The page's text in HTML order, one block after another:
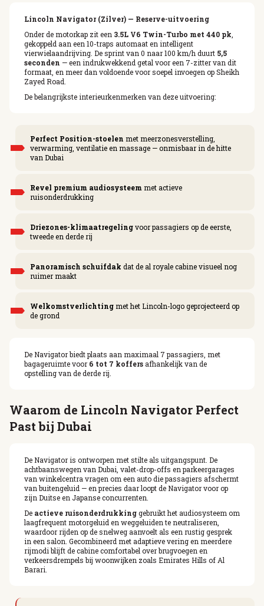
Lincoln Navigator (Zilver) — Reserve-uitvoering
Onder de motorkap zit een 3.5L V6 Twin-Turbo met 440 pk,
gekoppeld aan een 10-traps automaat en intelligent
vierwielaandrijving. De sprint van 0 naar 100 km/h duurt 5,5
seconden — een indrukwekkend getal voor een 7-zitter van dit
formaat, en meer dan voldoende voor soepel invoegen op Sheikh
Zayed Road.
De belangrijkste interieurkenmerken van deze uitvoering:
Perfect Position-stoelen met meerzonesverstelling,
verwarming, ventilatie en massage — onmisbaar in de hitte
van Dubai
Revel premium audiosysteemmet actieve
ruisonderdrukking
Driezones-klimaatregelingvoor passagiers op de eerste,
tweede en derde rij
Panoramisch schuifdak dat de al royale cabine visueel nog
ruimer maakt
Welkomstverlichtingmet het Lincoln-logo geprojecteerd op
de grond
De Navigator biedt plaats aan maximaal 7 passagiers, met
bagageruimte voor 6 tot 7 koffers afhankelijk van de
opstelling van de derde rij.
Waarom de Lincoln Navigator Perfect
Past bij Dubai
De Navigator is ontworpen met stilte als uitgangspunt. De
achtbaanswegen van Dubai, valet-drop-offs en parkeergarages
van winkelcentra vragen om een auto die passagiers afschermt
van buitengeluid — en precies daar loopt de Navigator voor op
zijn Duitse en Japanse concurrenten.
De actieve ruisonderdrukkinggebruikt het audiosysteem om
laagfrequent motorgeluid en weggeluiden te neutraliseren,
waardoor rijden op de snelweg aanvoelt als een rustig gesprek
in een salon. Gecombineerd met adaptieve vering en meerdere
rijmodi blijft de cabine comfortabel over brugvoegen en
verkeersdrempels bij woonwijken zoals Emirates Hills of Al
Barari.